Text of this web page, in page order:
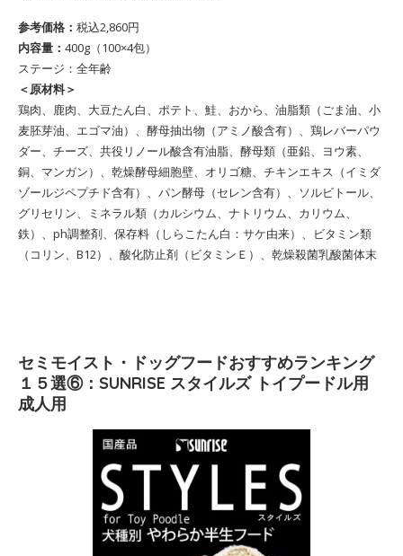
参考価格： 税込2,860円
内容量： 400g（100×4包）
ステージ：全年齢
＜原材料＞
‎鶏肉、鹿肉、大豆たん白、ポテト、鮭、おから、油脂類（ごま油、小
麦胚芽油、エゴマ油）、酵母抽出物（アミノ酸含有）、鶏レバーパウ
ダー、チーズ、共役リノール酸含有油脂、酵母類（亜鉛、ヨウ素、
銅、マンガン）、乾燥酵母細胞壁、オリゴ糖、チキンエキス（イミダ
ゾールジペプチド含有）、パン酵母（セレン含有）、ソルビトール、
グリセリン、ミネラル類（カルシウム、ナトリウム、カリウム、
鉄）、ph調整剤、保存料（しらこたん白：サケ由来）、ビタミン類
（コリン、B12）、酸化防止剤（ビタミンＥ）、乾燥殺菌乳酸菌体末
セミモイスト・ドッグフードおすすめランキング
１５選⑥：SUNRISE スタイルズ トイプードル用
成人用